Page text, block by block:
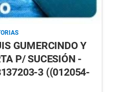
GUMERCINDO Y
P/ SUCESIÓN -
3 ((012054-